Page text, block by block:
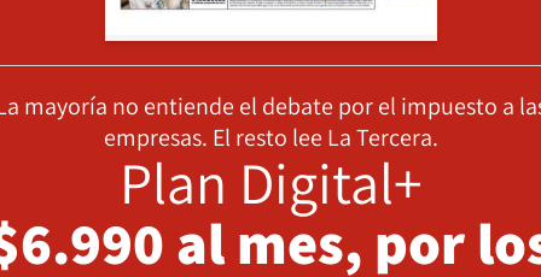
mayoría no entiende el debate por el impuesto a
empresas. El resto lee La Tercera.
Plan Digital+
al mes, por